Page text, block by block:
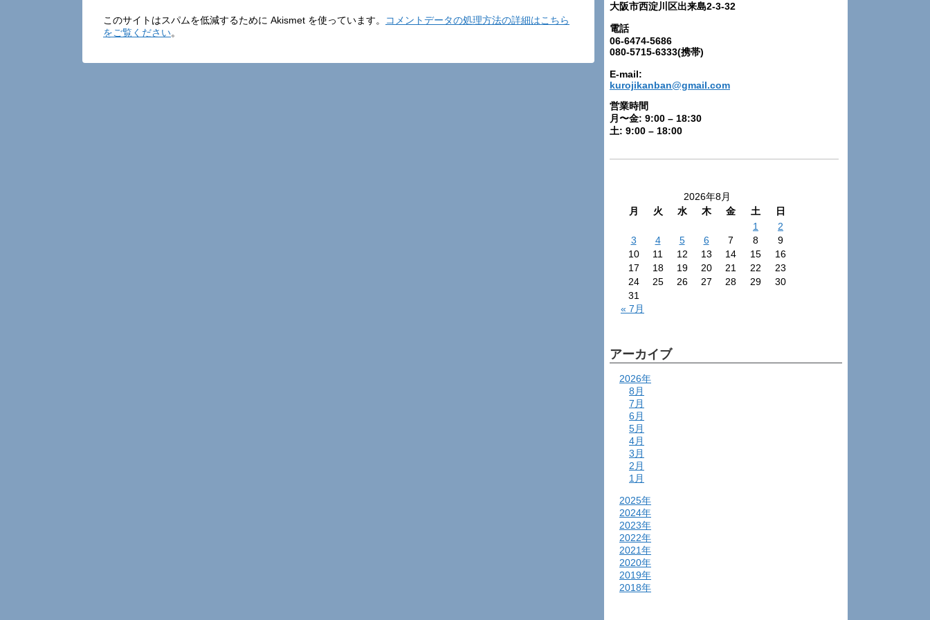
このサイトはスパムを低減するために Akismet を使っています。
コメントデータの処理方法の詳細はこちら
をご覧ください。
大阪市西淀川区出来島2-3-32
電話
06-6474-5686
080-5715-6333(携帯)
E-mail:
kurojikanban@gmail.com
営業時間
月〜金: 9:00 – 18:30
土: 9:00 – 18:00
2026年8月
月
火 水 木 金 土
日
1
2
3
4 5 6 7 8
9
10
11 12 13 14 15
16
17
18 19 20 21 22
23
24
25 26 27 28 29
30
31
« 7月
アーカイブ
2026年
8月
7月
6月
5月
4月
3月
2月
1月
2025年
2024年
2023年
2022年
2021年
2020年
2019年
2018年